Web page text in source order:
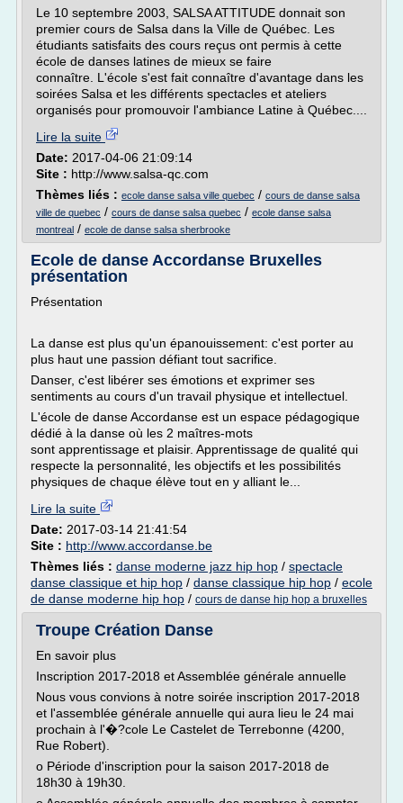
Le 10 septembre 2003, SALSA ATTITUDE donnait son
premier cours de Salsa dans la Ville de Québec. Les
étudiants satisfaits des cours reçus ont permis à cette
école de danses latines de mieux se faire
connaître. L'école s'est fait connaître d'avantage dans les
soirées Salsa et les différents spectacles et ateliers
organisés pour promouvoir l'ambiance Latine à Québec....
Lire la suite
Date: 2017-04-06 21:09:14
Site : http://www.salsa-qc.com
Thèmes liés : ecole danse salsa ville quebec / cours de danse salsa
ville de quebec / cours de danse salsa quebec / ecole danse salsa
montreal / ecole de danse salsa sherbrooke
Ecole de danse Accordanse Bruxelles
présentation
Présentation
La danse est plus qu'un épanouissement: c'est porter au
plus haut une passion défiant tout sacrifice.
Danser, c'est libérer ses émotions et exprimer ses
sentiments au cours d'un travail physique et intellectuel.
L'école de danse Accordanse est un espace pédagogique
dédié à la danse où les 2 maîtres-mots
sont apprentissage et plaisir. Apprentissage de qualité qui
respecte la personnalité, les objectifs et les possibilités
physiques de chaque élève tout en y alliant le...
Lire la suite
Date: 2017-03-14 21:41:54
Site : http://www.accordanse.be
Thèmes liés : danse moderne jazz hip hop / spectacle
danse classique et hip hop / danse classique hip hop / ecole
de danse moderne hip hop / cours de danse hip hop a bruxelles
Troupe Création Danse
En savoir plus
Inscription 2017-2018 et Assemblée générale annuelle
Nous vous convions à notre soirée inscription 2017-2018
et l'assemblée générale annuelle qui aura lieu le 24 mai
prochain à l'�?cole Le Castelet de Terrebonne (4200,
Rue Robert).
o Période d'inscription pour la saison 2017-2018 de
18h30 à 19h30.